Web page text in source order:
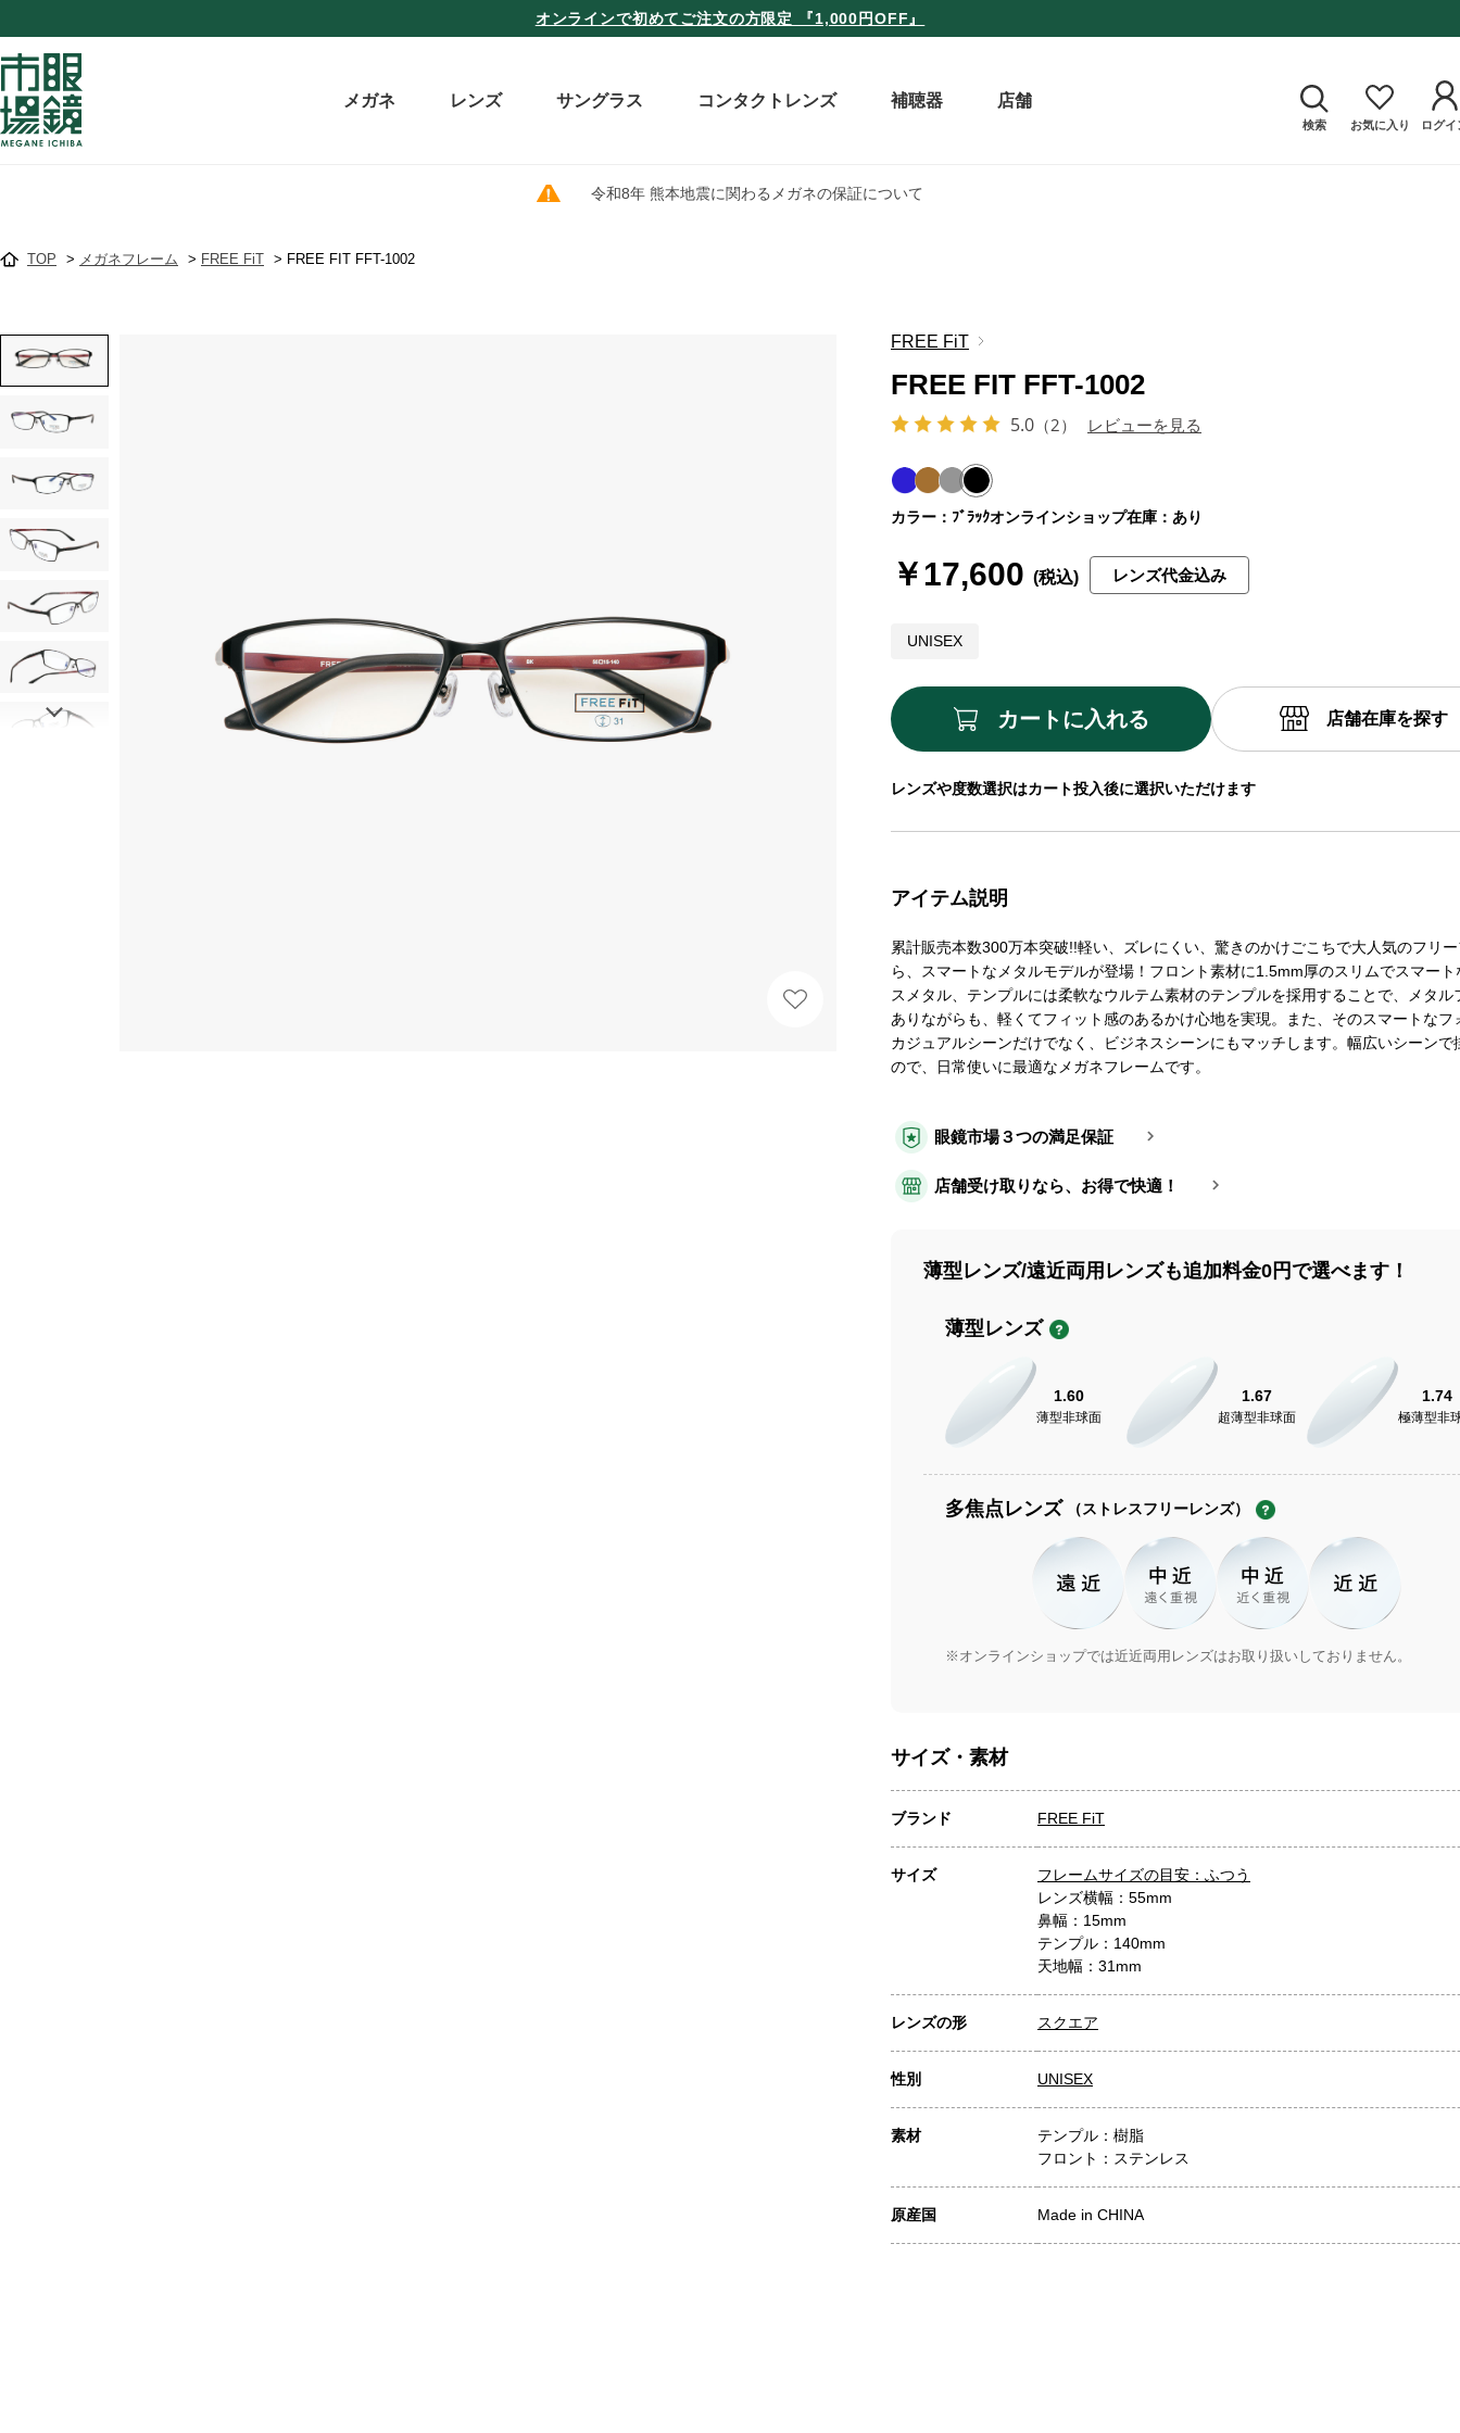
オンラインで初めてご注文の方限定 『1,000円OFF』
メガネ レンズ サングラス コンタクトレンズ 補聴器 店舗
検索 お気に入り ログイ
令和8年 熊本地震に関わるメガネの保証について
TOP > メガネフレーム > FREE FiT > FREE FIT FFT-1002
レンズや度数選択はカート投入後に選択いただけます
FREE FiT
カラー：ﾌﾞﾗｯｸオンラインショップ在庫：あり
サイズ・素材
ブランド FREE FiT
サイズ
フレームサイズの目安：ふつう
レンズ横幅：55mm
鼻幅：15mm
テンプル：140mm
天地幅：31mm
レンズの形 スクエア
性別 UNISEX
素材
テンプル：樹脂
フロント：ステンレス
原産国 Made in CHINA
眼鏡市場３つの満足保証
店舗受け取りなら、お得で快適！
薄型レンズ/遠近両用レンズも追加料金0円で選べます！
薄型レンズ
1.60
薄型非球面
1.67
超薄型非球面
1.74
極薄型非
多焦点レンズ （ストレスフリーレンズ）
※オンラインショップでは近近両用レンズはお取り扱いしておりません。
￥17,600 レンズ代金込み
UNISEX
FREE FIT FFT-1002
5.0 （2） レビューを見る
アイテム説明
累計販売本数300万本突破!!軽い、ズレにくい、驚きのかけごこちで大人気のフリ
ら、スマートなメタルモデルが登場！フロント素材に1.5mm厚のスリムでスマー
スメタル、テンプルには柔軟なウルテム素材のテンプルを採用することで、メタル
ありながらも、軽くてフィット感のあるかけ心地を実現。また、そのスマートなフ
カジュアルシーンだけでなく、ビジネスシーンにもマッチします。幅広いシーンで
ので、日常使いに最適なメガネフレームです。
カートに入れる 店舗在庫を探す